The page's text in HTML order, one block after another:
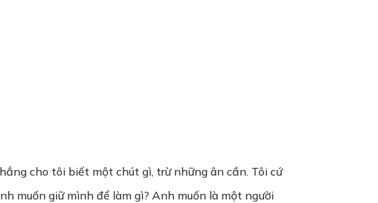
cho tôi biết một chút gì, trừ những ân cần. Tôi cứ
muốn giữ mình để làm gì? Anh muốn là một người